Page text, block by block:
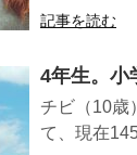
記事を読む
4年生。小
チビ（10歳
て、現在